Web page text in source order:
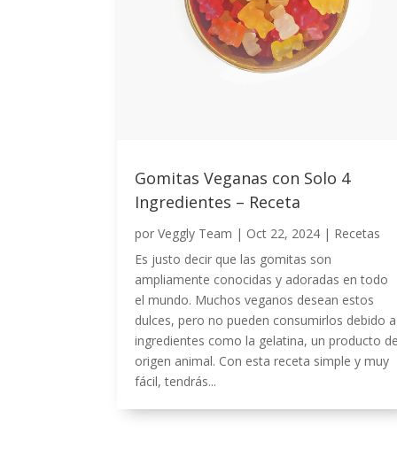
Gomitas Veganas con Solo 4
Ingredientes – Receta
por Veggly Team | Oct 22, 2024 | Recetas
Es justo decir que las gomitas son
ampliamente conocidas y adoradas en todo
el mundo. Muchos veganos desean estos
dulces, pero no pueden consumirlos debido a
ingredientes como la gelatina, un producto
origen animal. Con esta receta simple y muy
fácil, tendrás...